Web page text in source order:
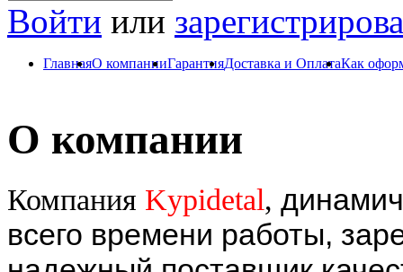
Войти или
ГлавнаяО компанииГарантияДоставка и ОплатаКак
О компании
Компания Kypidetal,
всего времени работы,